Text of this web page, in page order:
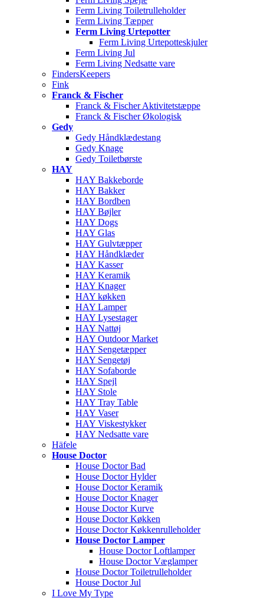
Ferm Living Toiletrulleholder
Ferm Living Tæpper
Ferm Living Urtepotter
Ferm Living Urtepotteskjuler
Ferm Living Jul
Ferm Living Nedsatte vare
FindersKeepers
Fink
Franck & Fischer
Franck & Fischer Aktivitetstæppe
Franck & Fischer Økologisk
Gedy
Gedy Håndklædestang
Gedy Knage
Gedy Toiletbørste
HAY
HAY Bakkeborde
HAY Bakker
HAY Bordben
HAY Bøjler
HAY Dogs
HAY Glas
HAY Gulvtæpper
HAY Håndklæder
HAY Kasser
HAY Keramik
HAY Knager
HAY køkken
HAY Lamper
HAY Lysestager
HAY Nattøj
HAY Outdoor Market
HAY Sengetæpper
HAY Sengetøj
HAY Sofaborde
HAY Spejl
HAY Stole
HAY Tray Table
HAY Vaser
HAY Viskestykker
HAY Nedsatte vare
Häfele
House Doctor
House Doctor Bad
House Doctor Hylder
House Doctor Keramik
House Doctor Knager
House Doctor Kurve
House Doctor Køkken
House Doctor Køkkenrulleholder
House Doctor Lamper
House Doctor Loftlamper
House Doctor Væglamper
House Doctor Toiletrulleholder
House Doctor Jul
I Love My Type